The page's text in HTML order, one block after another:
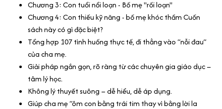
Chương 3: Con tuổi nổi loạn - Bố mẹ "rối loạn"
Chương 4: Con thiếu kỹ năng - bố mẹ khóc thầm Cuốn
sách này có gì đặc biệt?
Tổng hợp 107 tình huống thực tế, đi thẳng vào “nỗi đau”
của cha mẹ.
Giải pháp ngắn gọn, rõ ràng từ các chuyên gia giáo dục –
tâm lý học.
Không lý thuyết suông – dễ hiểu, dễ áp dụng.
Giúp cha mẹ “ôm con bằng trái tim thay vì bằng lời la